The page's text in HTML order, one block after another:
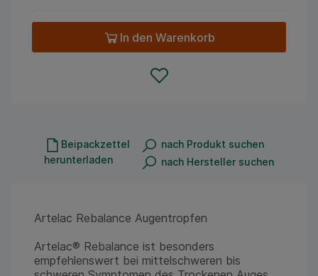
In den Warenkorb
Beipackzettel
herunterladen
nach Produkt suchen
nach Hersteller suchen
Artelac Rebalance Augentropfen
Artelac® Rebalance ist besonders
empfehlenswert bei mittelschweren bis